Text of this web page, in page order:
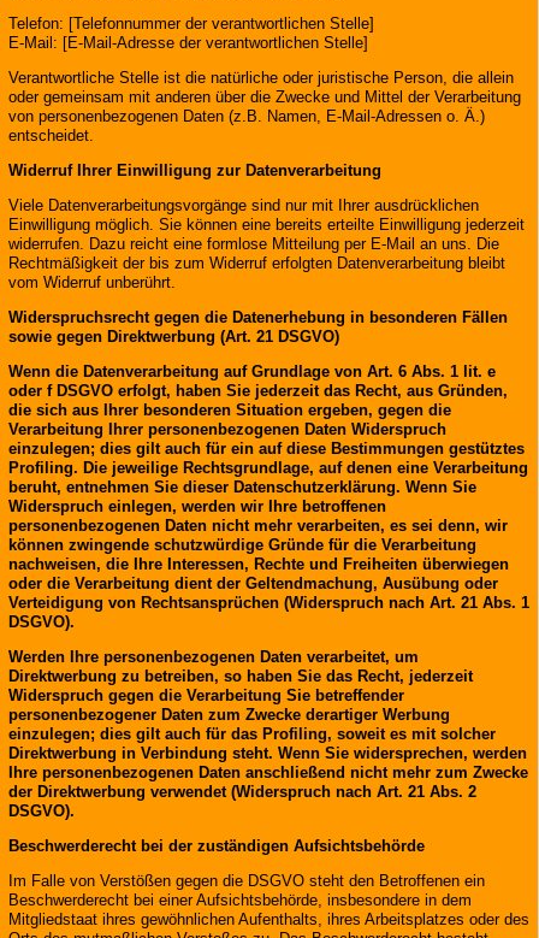
Telefon: [Telefonnummer der verantwortlichen Stelle]
E-Mail: [E-Mail-Adresse der verantwortlichen Stelle]
Verantwortliche Stelle ist die natürliche oder juristische Person, die allein
oder gemeinsam mit anderen über die Zwecke und Mittel der Verarbeitung
von personenbezogenen Daten (z.B. Namen, E-Mail-Adressen o. Ä.)
entscheidet.
Widerruf Ihrer Einwilligung zur Datenverarbeitung
Viele Datenverarbeitungsvorgänge sind nur mit Ihrer ausdrücklichen
Einwilligung möglich. Sie können eine bereits erteilte Einwilligung jederzeit
widerrufen. Dazu reicht eine formlose Mitteilung per E-Mail an uns. Die
Rechtmäßigkeit der bis zum Widerruf erfolgten Datenverarbeitung bleibt
vom Widerruf unberührt.
Widerspruchsrecht gegen die Datenerhebung in besonderen Fällen
sowie gegen Direktwerbung (Art. 21 DSGVO)
Wenn die Datenverarbeitung auf Grundlage von Art. 6 Abs. 1 lit. e
oder f DSGVO erfolgt, haben Sie jederzeit das Recht, aus Gründen,
die sich aus Ihrer besonderen Situation ergeben, gegen die
Verarbeitung Ihrer personenbezogenen Daten Widerspruch
einzulegen; dies gilt auch für ein auf diese Bestimmungen gestütztes
Profiling. Die jeweilige Rechtsgrundlage, auf denen eine Verarbeitung
beruht, entnehmen Sie dieser Datenschutzerklärung. Wenn Sie
Widerspruch einlegen, werden wir Ihre betroffenen
personenbezogenen Daten nicht mehr verarbeiten, es sei denn, wir
können zwingende schutzwürdige Gründe für die Verarbeitung
nachweisen, die Ihre Interessen, Rechte und Freiheiten überwiegen
oder die Verarbeitung dient der Geltendmachung, Ausübung oder
Verteidigung von Rechtsansprüchen (Widerspruch nach Art. 21 Abs. 1
DSGVO).
Werden Ihre personenbezogenen Daten verarbeitet, um
Direktwerbung zu betreiben, so haben Sie das Recht, jederzeit
Widerspruch gegen die Verarbeitung Sie betreffender
personenbezogener Daten zum Zwecke derartiger Werbung
einzulegen; dies gilt auch für das Profiling, soweit es mit solcher
Direktwerbung in Verbindung steht. Wenn Sie widersprechen, werden
Ihre personenbezogenen Daten anschließend nicht mehr zum Zwecke
der Direktwerbung verwendet (Widerspruch nach Art. 21 Abs. 2
DSGVO).
Beschwerderecht bei der zuständigen Aufsichtsbehörde
Im Falle von Verstößen gegen die DSGVO steht den Betroffenen ein
Beschwerderecht bei einer Aufsichtsbehörde, insbesondere in dem
Mitgliedstaat ihres gewöhnlichen Aufenthalts, ihres Arbeitsplatzes oder des